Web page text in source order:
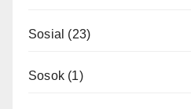
Sosial (23)
Sosok (1)